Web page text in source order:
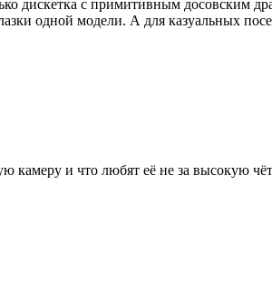
с примитивным досовским
одной модели. А для казуальных
камеру и что любят её не за высокую